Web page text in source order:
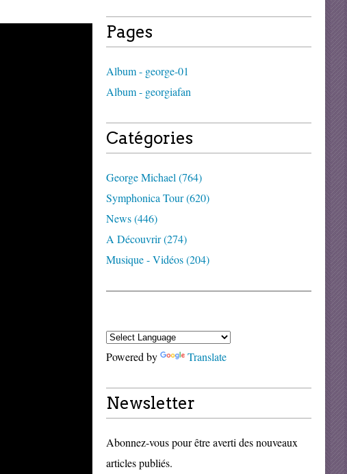
Pages
Album - george-01
Album - georgiafan
Catégories
George Michael (764)
Symphonica Tour (620)
News (446)
A Découvrir (274)
Musique - Vidéos (204)
Powered by Translate
Newsletter
Abonnez-vous pour être averti des nouveaux
articles publiés.